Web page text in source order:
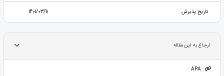
تاریخ پذیرش 1401/03/11
ارجاع به این مقاله
APA